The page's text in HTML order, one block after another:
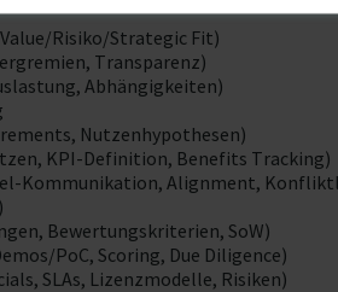
Risiko/Strategic Fit)
Transparenz)
Abhängigkeiten)
Nutzenhypothesen)
KPI-Definition, Benefits Tracking)
Kommunikation, Alignment,
Bewertungskriterien, SoW)
PoC, Scoring, Due Diligence)
SLAs, Lizenzmodelle, Risiken)